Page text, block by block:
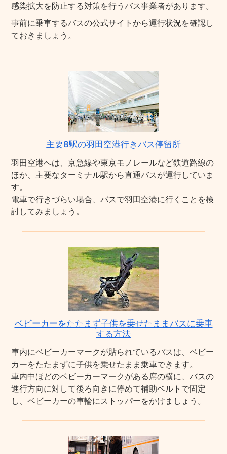
感染拡大を防止する対策を行うバス事業者があります。
事前に乗車するバスの公式サイトから運行状況を確認し
ておきましょう。
主要8駅の羽田空港行きバス停留所
羽田空港へは、京急線や東京モノレールなど鉄道路線の
ほか、主要なターミナル駅から直通バスが運行していま
す。
電車で行きづらい場合、バスで羽田空港に行くことを検
討してみましょう。
ベビーカーをたたまず子供を乗せたままバスに乗車
する方法
車内にベビーカーマークが貼られているバスは、ベビー
カーをたたまずに子供を乗せたまま乗車できます。
車内中ほどのベビーカーマークがある席の横に、バスの
進行方向に対して後ろ向きに停めて補助ベルトで固定
し、ベビーカーの車輪にストッパーをかけましょう。